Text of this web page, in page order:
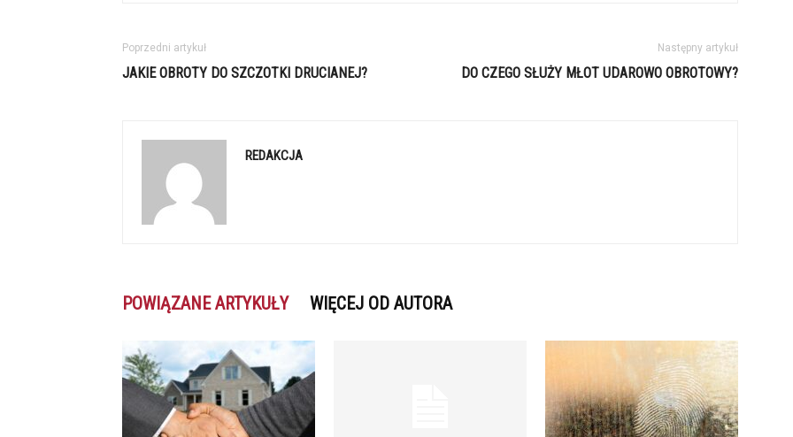
Poprzedni artykuł
JAKIE OBROTY DO SZCZOTKI DRUCIANEJ?
Następny artykuł
DO CZEGO SŁUŻY MŁOT UDAROWO OBROTOWY?
REDAKCJA
POWIĄZANE ARTYKUŁY WIĘCEJ OD AUTORA